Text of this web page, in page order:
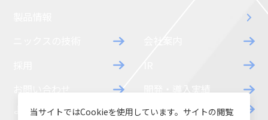
開発・導入実績
よくあるご質問
ダウンロード
当サイトではCookieを使用しています。サイトの閲覧